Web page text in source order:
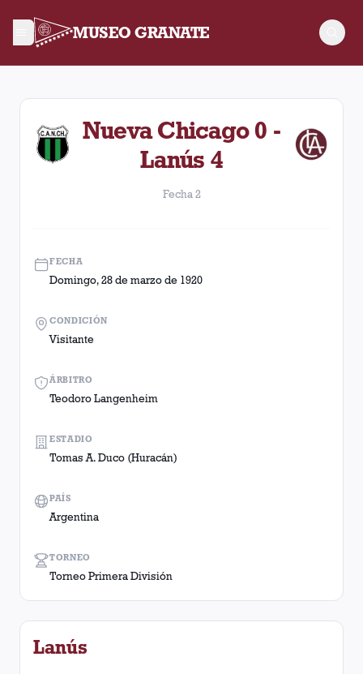
MUSEO GRANATE
Fecha 2. Partido entre Lanús y Nueva Chicago disputado
Nueva Chicago 0 -
Lanús 4
Fecha 2
FECHA
Domingo, 28 de marzo de 1920
ÁRBITRO
Teodoro Langenheim
TORNEO
Torneo Primera División
CONDICIÓN
Visitante
ESTADIO
Tomas A. Duco (Huracán)
PAÍS
Argentina
Lanús